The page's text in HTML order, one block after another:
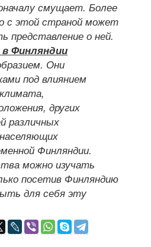
смущает. Более
с этой страной может
представление о ней.
Финляндии
Они
под влиянием
других
различных
Финляндии.
можно изучать
посетив Финляндию
для себя эту